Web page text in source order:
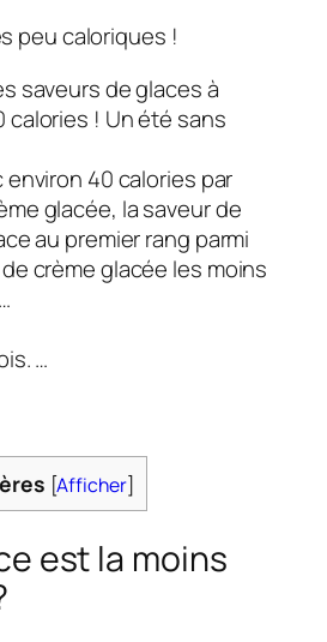
peu caloriques !
saveurs de glaces à
calories ! Un été sans
environ 40 calories par
glacée, la saveur de
au premier rang parmi
crème glacée les moins
…
[Afficher]
est la moins